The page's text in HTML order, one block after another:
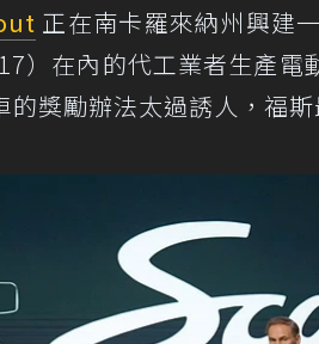
正在南卡羅來納州興建
）在內的代工業者生產電
獎勵辦法太過誘人，福